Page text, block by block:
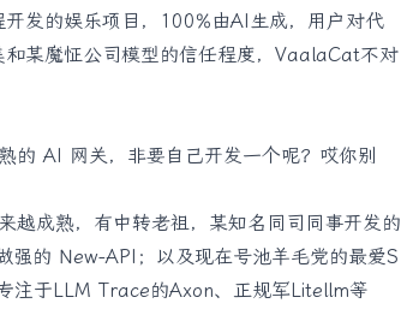
发的娱乐项目，100%由AI生成，用户对代
某魔怔公司模型的信任程度，VaalaCat不对
的 AI 网关，非要自己开发一个呢？哎你别
越成熟，有中转老祖，某知名同司同事开发的
的 New-API；以及现在号池羊毛党的最爱S
注于LLM Trace的Axon、正规军Litellm等